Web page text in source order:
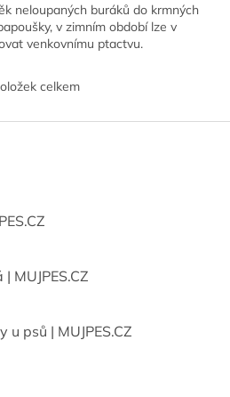
neloupaných buráků do krmných
v zimním období lze v
venkovnímu ptactvu.
O
l
í
p
k
ý
celkem
MUJPES.CZ
psů | MUJPES.CZ